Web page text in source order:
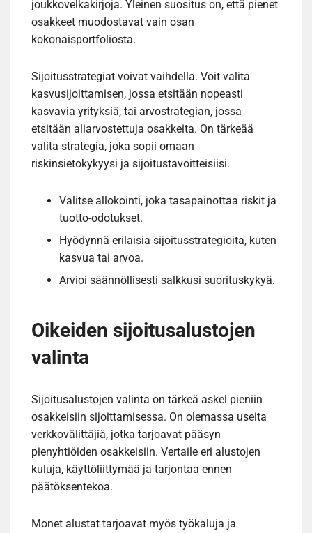
joukkovelkakirjoja. Yleinen suositus on, että pienet
osakkeet muodostavat vain osan
kokonaisportfoliosta.
Sijoitusstrategiat voivat vaihdella. Voit valita
kasvusijoittamisen, jossa etsitään nopeasti
kasvavia yrityksiä, tai arvostrategian, jossa
etsitään aliarvostettuja osakkeita. On tärkeää
valita strategia, joka sopii omaan
riskinsietokykyysi ja sijoitustavoitteisiisi.
Valitse allokointi, joka tasapainottaa riskit ja
tuotto-odotukset.
Hyödynnä erilaisia sijoitusstrategioita, kuten
kasvua tai arvoa.
Arvioi säännöllisesti salkkusi suorituskykyä.
Oikeiden sijoitusalustojen
valinta
Sijoitusalustojen valinta on tärkeä askel pieniin
osakkeisiin sijoittamisessa. On olemassa useita
verkkovälittäjiä, jotka tarjoavat pääsyn
pienyhtiöiden osakkeisiin. Vertaile eri alustojen
kuluja, käyttöliittymää ja tarjontaa ennen
päätöksentekoa.
Monet alustat tarjoavat myös työkaluja ja